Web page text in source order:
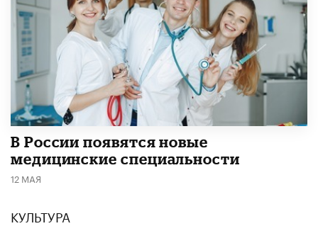
В России появятся новые
медицинские специальности
12 МАЯ
КУЛЬТУРА